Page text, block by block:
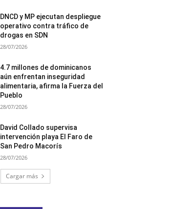
DNCD y MP ejecutan despliegue
operativo contra tráfico de
drogas en SDN
28/07/2026
4.7 millones de dominicanos
aún enfrentan inseguridad
alimentaria, afirma la Fuerza del
Pueblo
28/07/2026
David Collado supervisa
intervención playa El Faro de
San Pedro Macorís
28/07/2026
Cargar más